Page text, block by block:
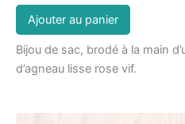
Ajouter au panier
Bijou de sac, brodé à la main
d’agneau lisse rose vif.